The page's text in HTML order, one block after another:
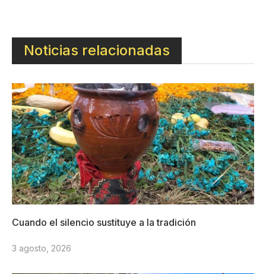
Noticias relacionadas
Cuando el silencio sustituye a la tradición
3 agosto, 2026